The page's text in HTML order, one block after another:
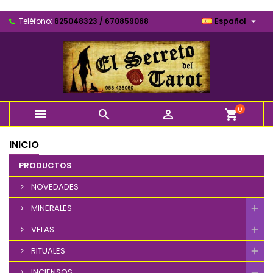
Teléfono: 625048323 / 670859068 Español 
   shopping_cart0
INICIO
PRODUCTOS
NOVEDADES
MINERALES
VELAS
RITUALES